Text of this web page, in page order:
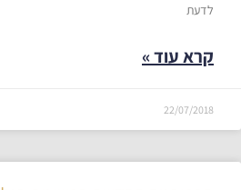
לדעת
קרא עוד »
22/07/2018